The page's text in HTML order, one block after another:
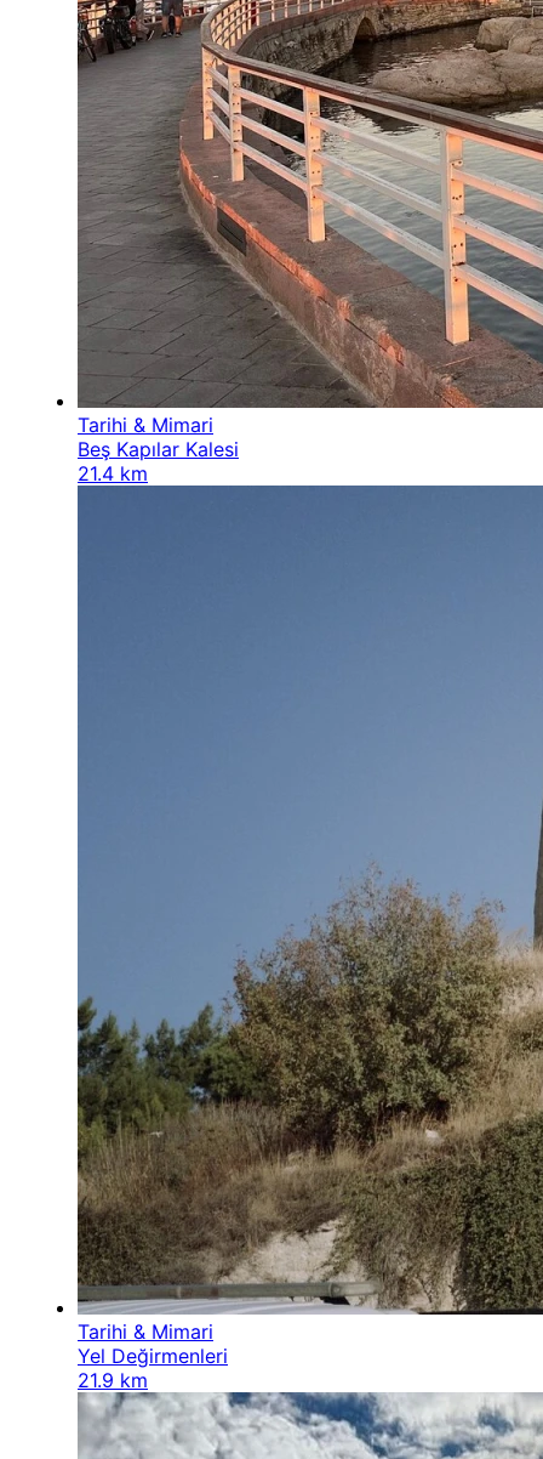
Tarihi & Mimari
Beş Kapılar Kalesi
21.4 km
Tarihi & Mimari
Yel Değirmenleri
21.9 km